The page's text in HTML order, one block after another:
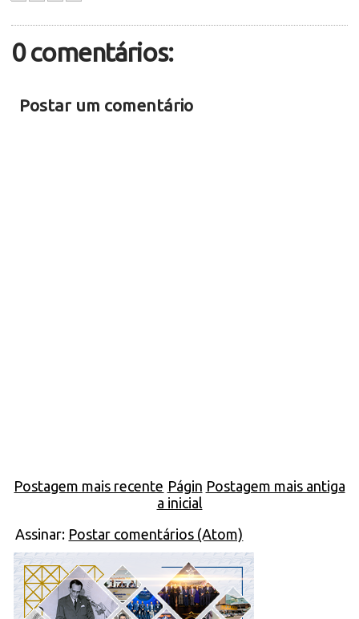
0 comentários:
Postar um comentário
Postagem mais recente Postagem mais antiga
Págin
a inicial
Assinar: Postar comentários (Atom)